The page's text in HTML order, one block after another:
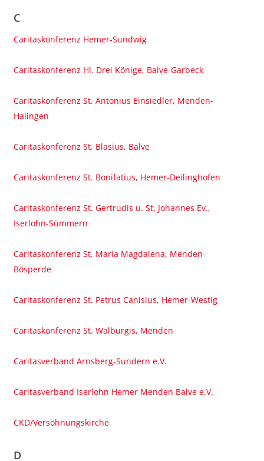
C
Caritaskonferenz Hemer-Sundwig
Caritaskonferenz Hl. Drei Könige, Balve-Garbeck
Caritaskonferenz St. Antonius Einsiedler, Menden-
Halingen
Caritaskonferenz St. Blasius, Balve
Caritaskonferenz St. Bonifatius, Hemer-Deilinghofen
Caritaskonferenz St. Gertrudis u. St. Johannes Ev.,
Iserlohn-Sümmern
Caritaskonferenz St. Maria Magdalena, Menden-
Bösperde
Caritaskonferenz St. Petrus Canisius, Hemer-Westig
Caritaskonferenz St. Walburgis, Menden
Caritasverband Arnsberg-Sundern e.V.
Caritasverband Iserlohn Hemer Menden Balve e.V.
CKD/Versöhnungskirche
D